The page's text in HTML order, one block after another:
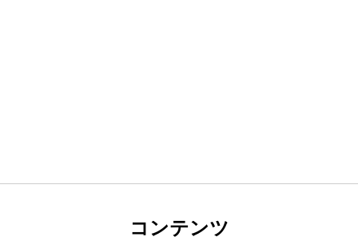
コンテンツ